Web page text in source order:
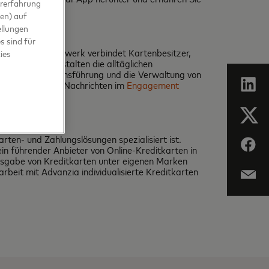
verbindet Kartenbesitzer,
gestalten die alltäglichen
Unternehmensführung und die Verwaltung von
Sie die neuesten Nachrichten im Engagement
und Zahlungslösungen spezialisiert ist.
führender Anbieter von Online-Kreditkarten in
von Kreditkarten unter eigenen Marken
mit Advanzia individualisierte Kreditkarten
auf
sind für